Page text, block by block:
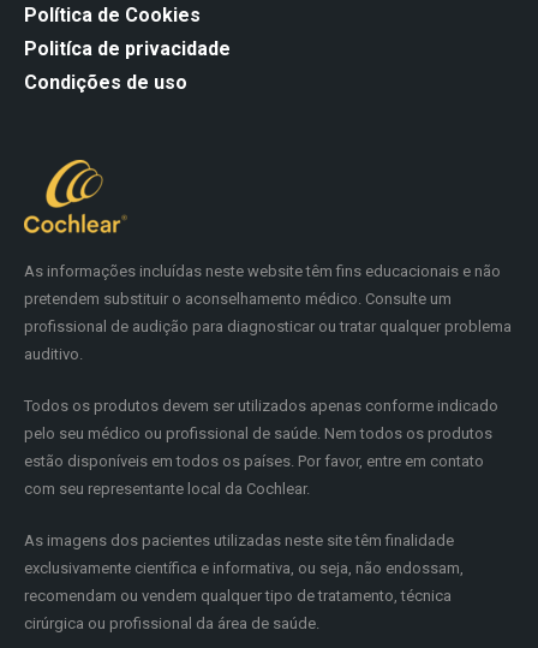
As informações incluídas neste website têm fins educacionais e não
pretendem substituir o aconselhamento médico. Consulte um
profissional de audição para diagnosticar ou tratar qualquer problema
auditivo.
Todos os produtos devem ser utilizados apenas conforme indicado
pelo seu médico ou profissional de saúde. Nem todos os produtos
estão disponíveis em todos os países. Por favor, entre em contato
com seu representante local da Cochlear.
As imagens dos pacientes utilizadas neste site têm finalidade
exclusivamente científica e informativa, ou seja, não endossam,
recomendam ou vendem qualquer tipo de tratamento, técnica
cirúrgica ou profissional da área de saúde.
Política de Cookies
Politíca de privacidade
Condições de uso